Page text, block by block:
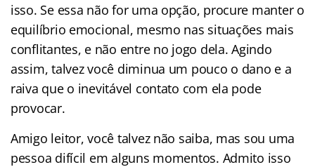
isso. Se essa não for uma opção, procure manter o
equilíbrio emocional, mesmo nas situações mais
conflitantes, e não entre no jogo dela. Agindo
assim, talvez você diminua um pouco o dano e a
raiva que o inevitável contato com ela pode
provocar.
Amigo leitor, você talvez não saiba, mas sou uma
pessoa difícil em alguns momentos. Admito isso